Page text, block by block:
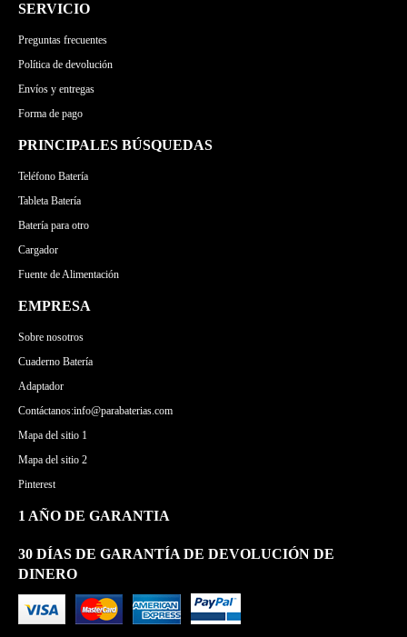
SERVICIO
Preguntas frecuentes
Política de devolución
Envíos y entregas
Forma de pago
PRINCIPALES BÚSQUEDAS
Teléfono Batería
Tableta Batería
Batería para otro
Cargador
Fuente de Alimentación
EMPRESA
Sobre nosotros
Cuaderno Batería
Adaptador
Contáctanos:info@parabaterias.com
Mapa del sitio 1
Mapa del sitio 2
Pinterest
1 AÑO DE GARANTIA
30 DÍAS DE GARANTÍA DE DEVOLUCIÓN DE
DINERO